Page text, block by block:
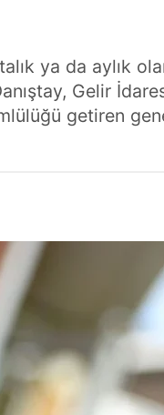
ya da aylık
Gelir
getiren